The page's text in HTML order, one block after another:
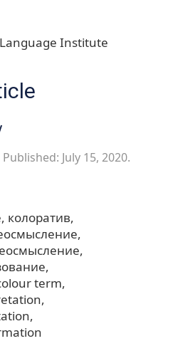
Institute
Published: July 15, 2020.
колоратив
term